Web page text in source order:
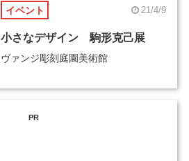
イベント 21/4/9
小さなデザイン 駒形克己展
ヴァンジ彫刻庭園美術館
PR